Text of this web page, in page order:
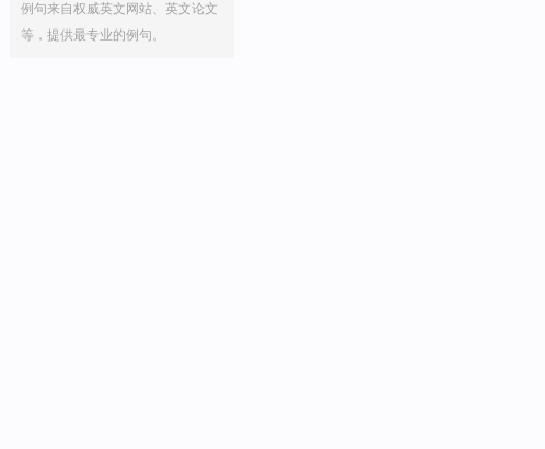
例句来自权威英文网站、英文论文
等，提供最专业的例句。